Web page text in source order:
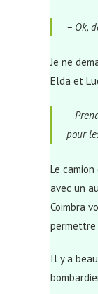
– Ok,
Je ne
Elda et
–
pour
Le
avec un
Coimbra
permettre
Il y a